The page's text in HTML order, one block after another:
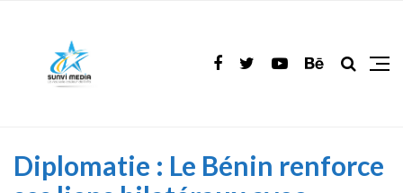
Diplomatie : Le Bénin renforce